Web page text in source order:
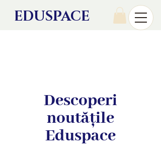
EDUSPACE
Descoperi
noutățile
Eduspace